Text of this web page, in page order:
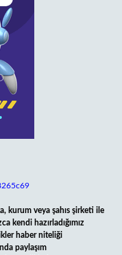
kurum veya şahıs şirketi ile
kendi hazırladığımız
haber niteliği
paylaşım